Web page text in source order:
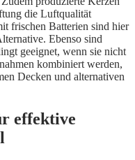
die Luftqualität
frischen Batterien sind hier
Ebenso sind
geeignet, wenn sie nicht
kombiniert werden,
Decken und alternativen
effektive